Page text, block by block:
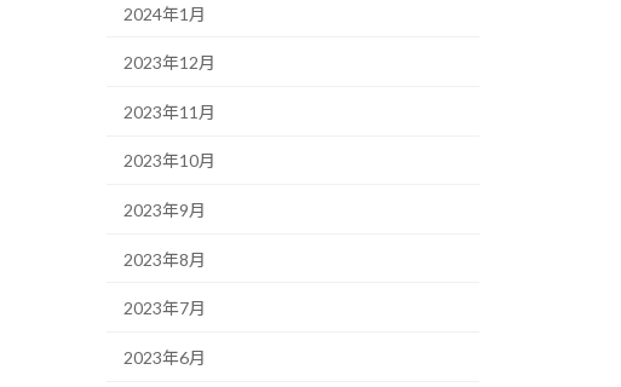
2024年1月
2023年12月
2023年11月
2023年10月
2023年9月
2023年8月
2023年7月
2023年6月